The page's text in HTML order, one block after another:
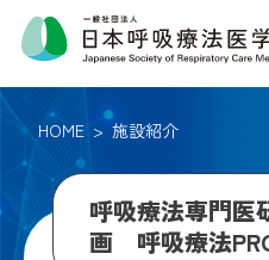
HOME 施設紹介
呼吸療法専門医
画 呼吸療法